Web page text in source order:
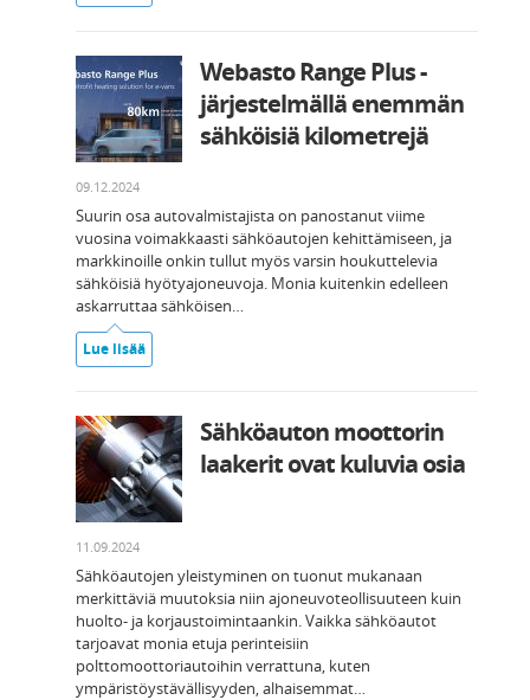
Webasto Range Plus -
järjestelmällä enemmän
sähköisiä kilometrejä
09.12.2024
Suurin osa autovalmistajista on panostanut viime
vuosina voimakkaasti sähköautojen kehittämiseen, ja
markkinoille onkin tullut myös varsin houkuttelevia
sähköisiä hyötyajoneuvoja. Monia kuitenkin edelleen
askarruttaa sähköisen…
Lue lisää
Sähköauton moottorin
laakerit ovat kuluvia osia
11.09.2024
Sähköautojen yleistyminen on tuonut mukanaan
merkittäviä muutoksia niin ajoneuvoteollisuuteen kuin
huolto- ja korjaustoimintaankin. Vaikka sähköautot
tarjoavat monia etuja perinteisiin
polttomoottoriautoihin verrattuna, kuten
ympäristöystävällisyyden, alhaisemmat…